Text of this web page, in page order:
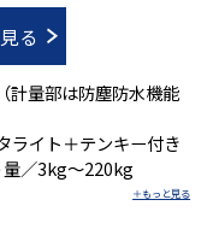
る
計量部は防塵防水機能
ライト＋テンキー付き
／3kg～220kg